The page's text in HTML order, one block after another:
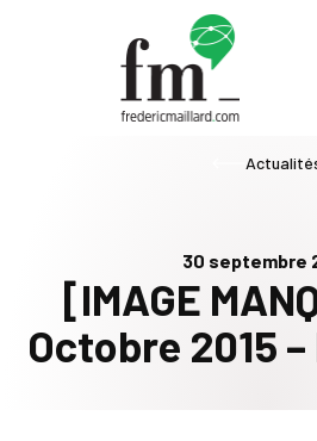
30 septembre
[IMAGE
Octobre 2015